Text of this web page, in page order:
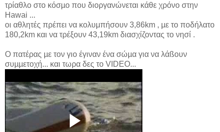
τρίαθλο στο κόσµο που διοργανώνεται κάθε χρόνο στην
Hawai ...
οι αθλητές πρέπει να κολυμπήσουν 3,86km , µε το ποδήλατο
180,2km και να τρέξουν 43,19km διασχίζοντας το νησί .
Ο πατέρας µε τον γιο έγιναν ένα σώµα για να λάßουν
συµµετοχή... και τωρα δες το VIDEO...